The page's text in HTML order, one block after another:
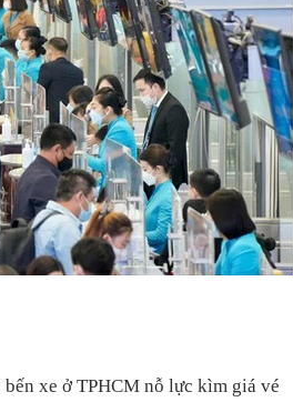
xe ở TPHCM nỗ lực kìm giá vé